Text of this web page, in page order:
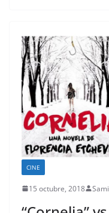
CINE
15 octubre, 2018